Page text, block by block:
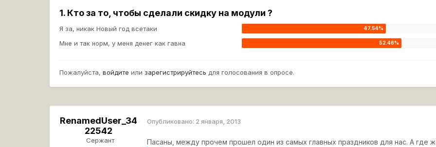
1. Кто за то, чтобы сделали скидку на модули ?
Я за, никак Новый год всетаки
Мне и так норм, у меня денег как гавна
Пожалуйста,войдите или зарегистрируйтесь для голосования в опросе.
RenamedUser_34
22542
Сержант
Опубликовано: 2 января, 2013
Пасаны, между прочем прошел один из самых главных праздников для нас. А где